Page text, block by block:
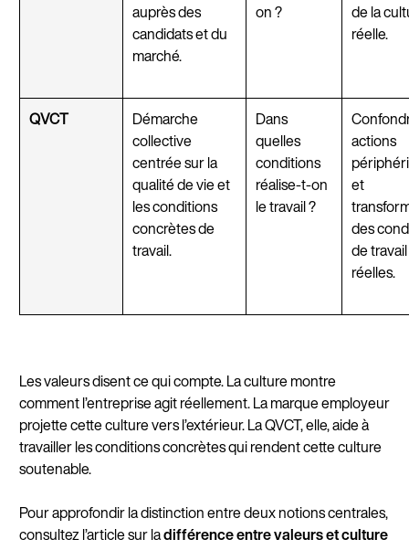
auprès des
candidats et du
marché.
on ?
de la
réelle.
QVCT
Démarche
collective
centrée sur la
qualité de vie et
les conditions
concrètes de
travail.
Dans
quelles
conditions
réalise-t-on
le travail ?
actions
et
des
de travail
réelles.
Les valeurs disent ce qui compte. La culture montre
comment l’entreprise agit réellement. La marque employeur
projette cette culture vers l’extérieur. La QVCT, elle, aide à
travailler les conditions concrètes qui rendent cette culture
soutenable.
Pour approfondir la distinction entre deux notions centrales,
consultez l’article sur ladifférence entre valeurs et culture